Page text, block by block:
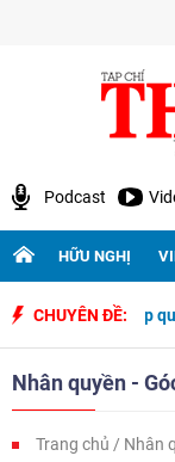
Podcast
HỮU NGHỊ
CHUYÊN ĐỀ:
thiết lập quan hệ
Nhân quyền -
Trang chủ Nhân